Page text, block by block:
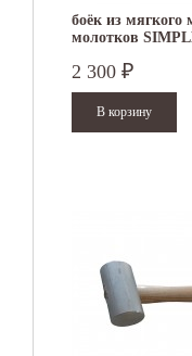
боёк из мягкого
молотков
2 300 ₽